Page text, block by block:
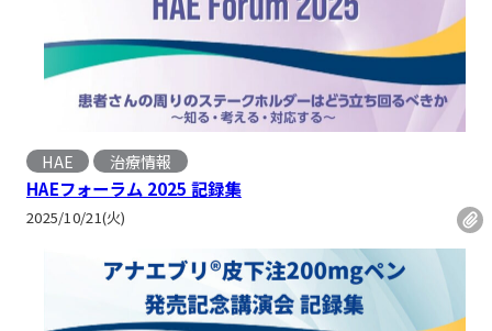
HAE 治療情報
HAEフォーラム 2025 記録集
2025/10/21(火)